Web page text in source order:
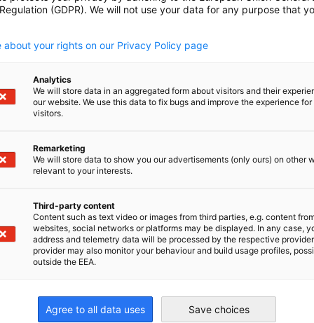
persönlich Kontakt mit uns auf.
Ursula
e
(GDPR). We will not use your data for any purpose that
about your rights on our Privacy Policy page
Analytics
We will store data in an aggregated form about visitors and their
our website. We use this data to fix bugs and improve the experience for
visitors.
Remarketing
We will store data to show you our advertisements (only ours) on other
relevant to your interests.
Third-party content
Content such as text video or images from third parties, e.g. content
websites, social networks or platforms may be displayed. In any case,
address and telemetry data will be processed by the respective
provider may also monitor your behaviour and build usage profiles,
outside the EEA.
Agree to all data uses Save choices